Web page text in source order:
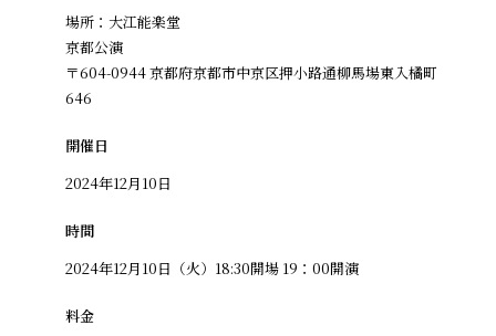
場所：大江能楽堂
京都公演
〒604-0944 京都府京都市中京区押小路通柳馬場東入橘町
646
開催日
2024年12月10日
時間
2024年12月10日（火）18:30開場 19：00開演
料金